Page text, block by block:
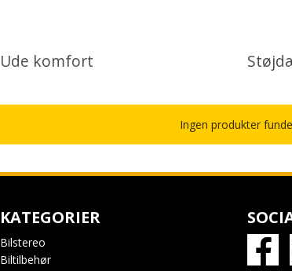
Ude komfort
Ingen produkter
KATEGORIER
Bilstereo
Biltilbehør